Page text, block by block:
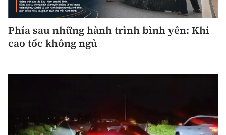
Phía sau những hành trình bình yên: Khi
cao tốc không ngủ